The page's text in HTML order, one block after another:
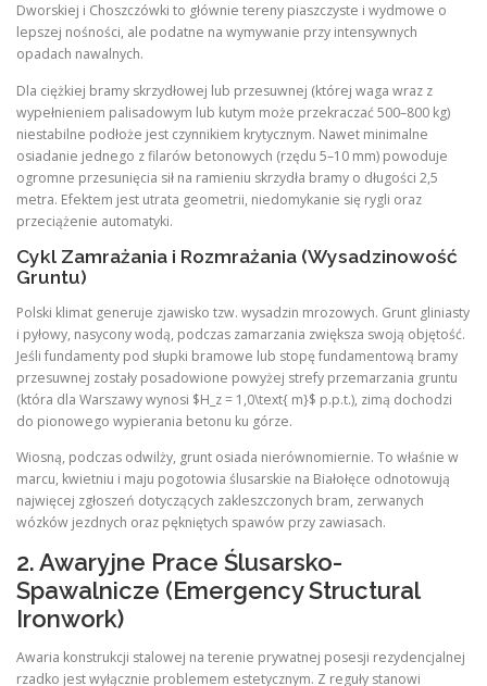
Dworskiej i Choszczówki to głównie tereny piaszczyste i wydmowe o
lepszej nośności, ale podatne na wymywanie przy intensywnych
opadach nawalnych.
Dla ciężkiej bramy skrzydłowej lub przesuwnej (której waga wraz z
wypełnieniem palisadowym lub kutym może przekraczać 500–800 kg)
niestabilne podłoże jest czynnikiem krytycznym. Nawet minimalne
osiadanie jednego z filarów betonowych (rzędu 5–10 mm) powoduje
ogromne przesunięcia sił na ramieniu skrzydła bramy o długości 2,5
metra. Efektem jest utrata geometrii, niedomykanie się rygli oraz
przeciążenie automatyki.
Cykl Zamrażania i Rozmrażania (Wysadzinowość
Gruntu)
Polski klimat generuje zjawisko tzw. wysadzin mrozowych. Grunt gliniasty
i pyłowy, nasycony wodą, podczas zamarzania zwiększa swoją objętość.
Jeśli fundamenty pod słupki bramowe lub stopę fundamentową bramy
przesuwnej zostały posadowione powyżej strefy przemarzania gruntu
(która dla Warszawy wynosi $H_z = 1,0\text{ m}$ p.p.t.), zimą dochodzi
do pionowego wypierania betonu ku górze.
Wiosną, podczas odwilży, grunt osiada nierównomiernie. To właśnie w
marcu, kwietniu i maju pogotowia ślusarskie na Białołęce odnotowują
najwięcej zgłoszeń dotyczących zakleszczonych bram, zerwanych
wózków jezdnych oraz pękniętych spawów przy zawiasach.
2. Awaryjne Prace Ślusarsko-
Spawalnicze (Emergency Structural
Ironwork)
Awaria konstrukcji stalowej na terenie prywatnej posesji rezydencjalnej
rzadko jest wyłącznie problemem estetycznym. Z reguły stanowi